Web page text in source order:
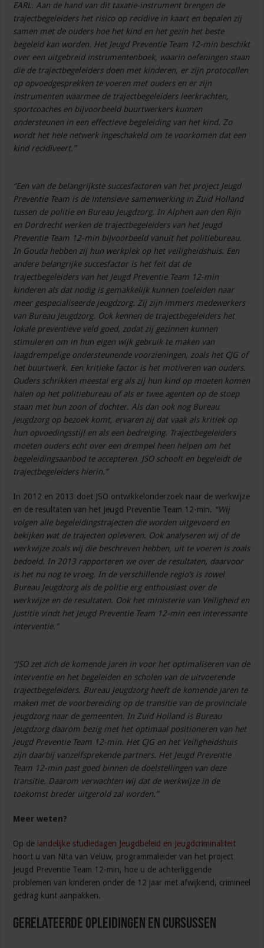
EARL. Aan de hand van dit taxatie-instrument brengen de
trajectbegeleiders het risico op recidive in kaart en bepalen zij
samen met de ouders hoe het kind en het gezin het beste
begeleid kan worden. Het Jeugd Preventie Team 12-min beschikt
over een uitgebreid instrumentenboek, waarin oefeningen staan
die de trajectbegeleiders doen met kinderen, er zijn protocollen
op opvoedgesprekken te voeren met ouders en er zijn
instrumenten waarmee de trajectbegeleiders leerkrachten,
sportcoaches en bijvoorbeeld buurtwerkers kunnen
ondersteunen in een effectieve begeleiding van het kind. Zo
wordt het hele netwerk ingeschakeld om te voorkomen dat een
kind recidiveert.”
“Een van de belangrijkste succesfactoren van het project Jeugd
Preventie Team is de intensieve samenwerking in Zuid Holland
tussen de politie en Bureau Jeugdzorg. In Alphen aan den Rijn
en Dordrecht werken de trajectbegeleiders van het Jeugd
Preventie Team 12-min bijvoorbeeld vanuit het politiebureau.
In Gouda hebben zij hun werkplek op het veiligheidshuis. Een
andere belangrijke succesfactor is het feit dat de
trajectbegeleiders van het Jeugd Preventie Team 12-min
kinderen als dat nodig is gemakkelijk kunnen toeleiden naar
meer gespecialiseerde jeugdzorg. Zij zijn immers medewerkers
van Bureau Jeugdzorg. Ook kennen de trajectbegeleiders het
lokale preventieve veld goed, zodat zij gezinnen kunnen
stimuleren om in hun eigen wijk gebruik te maken van
laagdrempelige ondersteunende voorzieningen, zoals het CJG of
het buurtwerk. Een kritieke factor is het motiveren van ouders.
Ouders schrikken meestal erg als zij hun kind op moeten komen
halen op het politiebureau of als er twee agenten op de stoep
staan met hun zoon of dochter. Als dan ook nog Bureau
Jeugdzorg op bezoek komt, ervaren zij dat vaak als kritiek op
hun opvoedingsstijl en als een bedreiging. Trajectbegeleiders
moeten ouders echt over een drempel heen helpen om het
begeleidingsaanbod te accepteren. JSO schoolt en begeleidt de
trajectbegeleiders hierin.”
In 2012 en 2013 doet JSO ontwikkelonderzoek naar de werkwijze
en de resultaten van het Jeugd Preventie Team 12-min. “Wij
volgen alle begeleidingstrajecten die worden uitgevoerd en
bekijken wat de trajecten opleveren. Ook analyseren wij of de
werkwijze zoals wij die beschreven hebben, uit te voeren is zoals
bedoeld. In 2013 rapporteren we over de resultaten, daarvoor
is het nu nog te vroeg. In de verschillende regio’s is zowel
Bureau Jeugdzorg als de politie erg enthousiast over de
werkwijze en de resultaten. Ook het ministerie van Veiligheid en
Justitie vindt het Jeugd Preventie Team 12-min een interessante
interventie.”
“JSO zet zich de komende jaren in voor het optimaliseren van de
interventie en het begeleiden en scholen van de uitvoerende
trajectbegeleiders. Bureau Jeugdzorg heeft de komende jaren te
maken met de voorbereiding op de transitie van de provinciale
jeugdzorg naar de gemeenten. In Zuid Holland is Bureau
Jeugdzorg daarom bezig met het optimaal positioneren van het
Jeugd Preventie Team 12-min. Het CJG en het Veiligheidshuis
zijn daarbij vanzelfsprekende partners. Het Jeugd Preventie
Team 12-min past goed binnen de doelstellingen van deze
transitie. Daarom verwachten wij dat de werkwijze in de
toekomst breder uitgerold zal worden.”
Meer weten?
Op de landelijke studiedagen Jeugdbeleid en Jeugdcriminaliteit
hoort u van Nita van Veluw, programmaleider van het project
Jeugd Preventie Team 12-min, hoe u de achterliggende
problemen van kinderen onder de 12 jaar met afwijkend, crimineel
gedrag kunt aanpakken.
Gerelateerde Opleidingen en Cursussen